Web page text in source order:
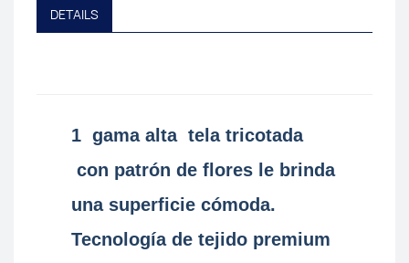
DETAILS
1 gama alta tela tricotada
con patrón de flores le brinda
una superficie cómoda.
Tecnología de tejido premium